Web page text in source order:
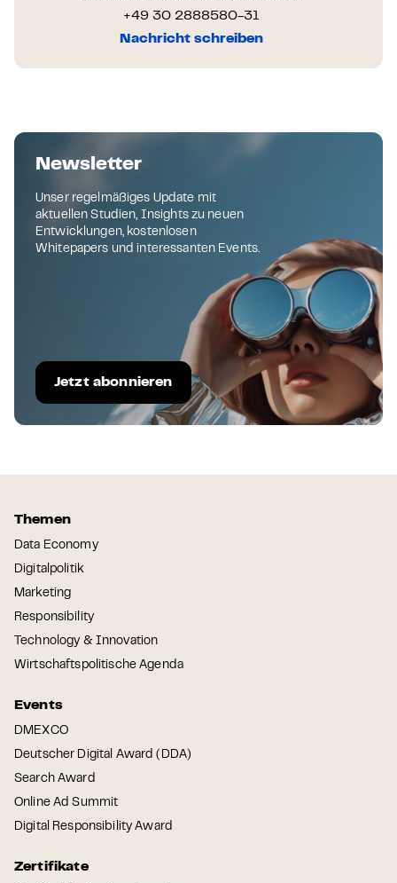
+49 30 2888580-31
Nachricht schreiben
Newsletter
Unser regelmäßiges Update mit
aktuellen Studien, Insights zu neuen
Entwicklungen, kostenlosen
Whitepapers und interessanten Events.
Jetzt abonnieren
Themen
Data Economy
Digitalpolitik
Marketing
Responsibility
Technology & Innovation
Wirtschaftspolitische Agenda
Events
DMEXCO
Deutscher Digital Award (DDA)
Search Award
Online Ad Summit
Digital Responsibility Award
Zertifikate